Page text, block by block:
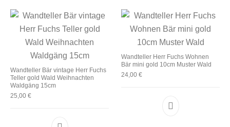
Wandteller Bär vintage Herr Fuchs
Teller gold Wald Weihnachten
Waldgäng 15cm
25,00 €
Wandteller Herr Fuchs Wohnen
Bär mini gold 10cm Muster Wald
24,00 €